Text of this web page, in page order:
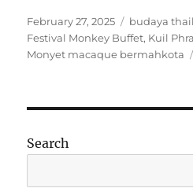
Posted
on
February 27, 2025 Categories
budaya
Festival Monkey Buffet, Kuil
Monyet macaque bermahkota
Search